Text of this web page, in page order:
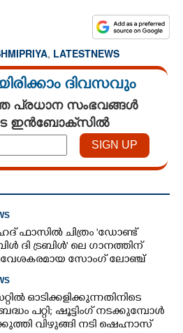
, LATESTNEWS
ദിവസവും
പ്രധാന സംഭവങ്ങൾ
ഇൻബോക്സിൽ
ഫാസിൽ ചിത്രം "ഡോണ്ട്
ദി ട്രബിൾ" ലെ ഗാനത്തിന്
സോംഗ് ലോഞ്ച്
ഓടിക്കളിക്കുന്നതിനിടെ
പറ്റി; ഷൂട്ടിംഗ് നടക്കുമ്പോൾ
വിഴുങ്ങി നടി ഷെഹ്നാസ്